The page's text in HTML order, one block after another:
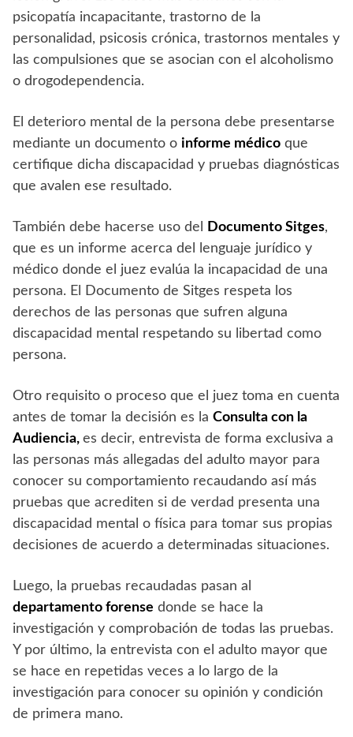
psicopatía incapacitante, trastorno de la
personalidad, psicosis crónica, trastornos mentales y
las compulsiones que se asocian con el alcoholismo
o drogodependencia.
El deterioro mental de la persona debe presentarse
mediante un documento o informe médico que
certifique dicha discapacidad y pruebas diagnósticas
que avalen ese resultado.
También debe hacerse uso del Documento Sitges,
que es un informe acerca del lenguaje jurídico y
médico donde el juez evalúa la incapacidad de una
persona. El Documento de Sitges respeta los
derechos de las personas que sufren alguna
discapacidad mental respetando su libertad como
persona.
Otro requisito o proceso que el juez toma en cuenta
antes de tomar la decisión es la Consulta con la
Audiencia, es decir, entrevista de forma exclusiva a
las personas más allegadas del adulto mayor para
conocer su comportamiento recaudando así más
pruebas que acrediten si de verdad presenta una
discapacidad mental o física para tomar sus propias
decisiones de acuerdo a determinadas situaciones.
Luego, la pruebas recaudadas pasan al
departamento forense donde se hace la
investigación y comprobación de todas las pruebas.
Y por último, la entrevista con el adulto mayor que
se hace en repetidas veces a lo largo de la
investigación para conocer su opinión y condición
de primera mano.